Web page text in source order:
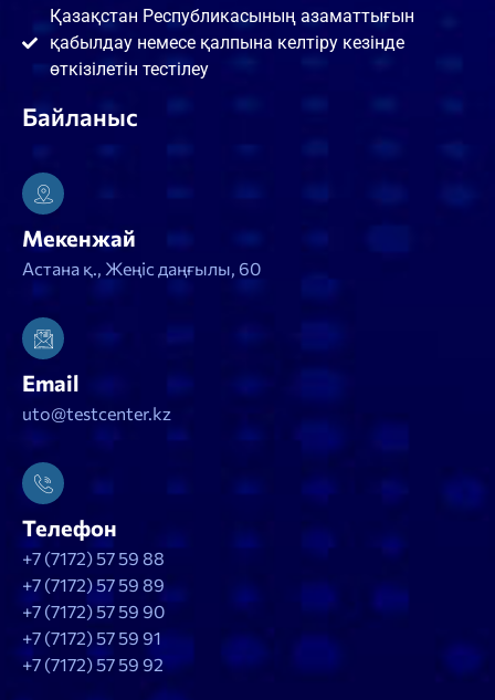
Қазақстан Республикасының азаматтығын
қабылдау немесе қалпына келтіру кезінде
өткізілетін тестілеу
Байланыс
Мекенжай
Астана қ., Жеңіс даңғылы, 60
Email
uto@testcenter.kz
Телефон
+7 (7172) 57 59 88
+7 (7172) 57 59 89
+7 (7172) 57 59 90
+7 (7172) 57 59 91
+7 (7172) 57 59 92